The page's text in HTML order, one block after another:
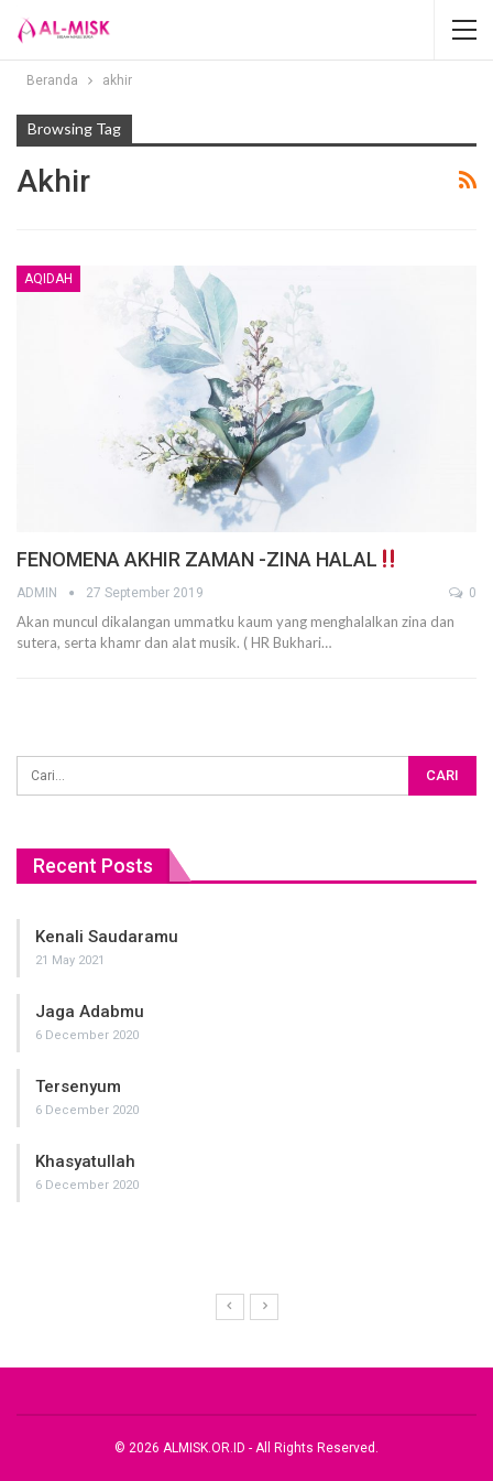
Beranda akhir
Browsing Tag
Akhir
AQIDAH
FENOMENA AKHIR ZAMAN -ZINA HALAL
ADMIN 27 September 2019 0
Akan muncul dikalangan ummatku kaum yang menghalalkan zina dan
sutera, serta khamr dan alat musik. ( HR Bukhari…
Recent Posts
Kenali Saudaramu
21 May 2021
Jaga Adabmu
6 December 2020
Tersenyum
6 December 2020
Khasyatullah
6 December 2020
© 2026 ALMISK.OR.ID - All Rights Reserved.